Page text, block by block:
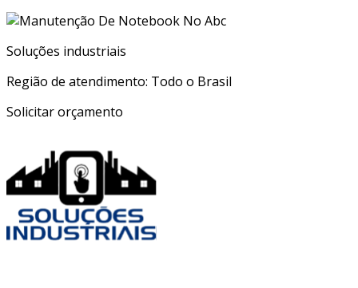
Soluções industriais
Região de atendimento: Todo o Brasil
Solicitar orçamento